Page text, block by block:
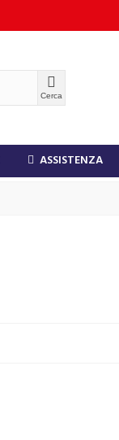
Cerca
ASSISTENZA